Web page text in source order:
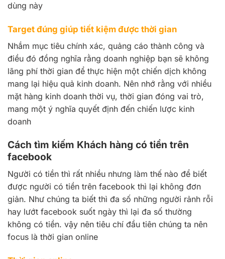
dùng này
Target đúng giúp tiết kiệm được thời gian
Nhắm mục tiêu chính xác, quảng cáo thành công và
điều đó đồng nghĩa rằng doanh nghiệp bạn sẽ không
lãng phí thời gian để thực hiện một chiến dịch không
mang lại hiệu quả kinh doanh. Nên nhớ rằng với nhiều
mặt hàng kinh doanh thời vụ, thời gian đóng vai trò,
mang một ý nghĩa quyết định đến chiến lược kinh
doanh
Cách tìm kiếm Khách hàng có tiền trên
facebook
Người có tiền thì rất nhiều nhưng làm thế nào để biết
được người có tiền trên facebook thì lại không đơn
giản. Như chúng ta biết thì đa số những người rảnh rỗi
hay lướt facebook suốt ngày thì lại đa số thường
không có tiền. vậy nên tiêu chí đầu tiên chúng ta nên
focus là thời gian online